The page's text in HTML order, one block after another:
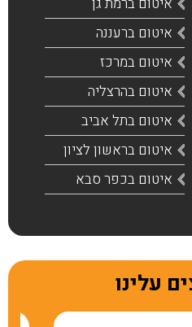
איטום ברעננה
איטום במרכז
איטום בהרצליה
איטום בתל אביב
איטום בראשון לציון
איטום בכפר סבא
עלינו